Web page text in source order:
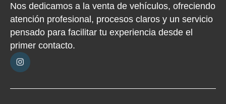
Nos dedicamos a la venta de vehículos, ofreciendo
atención profesional, procesos claros y un servicio
pensado para facilitar tu experiencia desde el
primer contacto.